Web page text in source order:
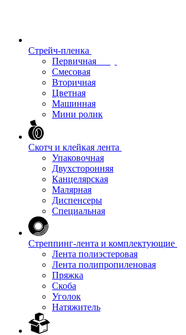
Стрейч-пленка
Первичная
Смесовая
Вторичная
Цветная
Машинная
Мини ролик
Скотч и клейкая лента
Упаковочная
Двухсторонняя
Канцелярская
Малярная
Диспенсеры
Специальная
Стреппинг-лента и комплектующие
Лента полиэстеровая
Лента полипропиленовая
Пряжка
Скоба
Уголок
Натяжитель